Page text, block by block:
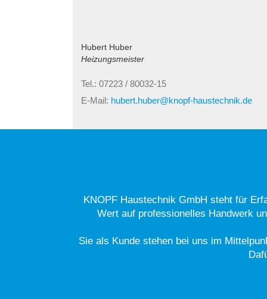
Hubert Huber
Heizungsmeister
Tel.: 07223 / 80032-15
E-Mail: hubert.huber@knopf-haustechnik.de
KNOPF Haustechnik GmbH steht für
Wert auf professionelles Handwerk
Sie als Kunde stehen bei uns im